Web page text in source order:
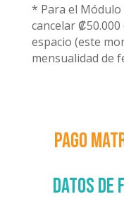
* Para el
cancelar
espacio (este
mensualidad de
Pago
Datos de